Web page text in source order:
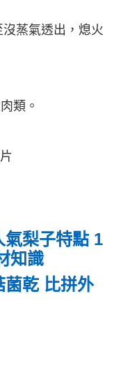
蒸氣透出，熄火
類。
氣梨子特點 1
知識
菌乾 比拼外